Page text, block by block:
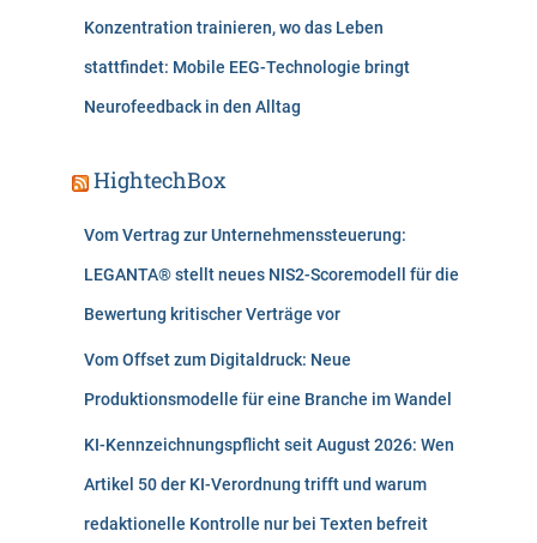
Konzentration trainieren, wo das Leben
stattfindet: Mobile EEG-Technologie bringt
Neurofeedback in den Alltag
HightechBox
Vom Vertrag zur Unternehmenssteuerung:
LEGANTA® stellt neues NIS2-Scoremodell für die
Bewertung kritischer Verträge vor
Vom Offset zum Digitaldruck: Neue
Produktionsmodelle für eine Branche im Wandel
KI-Kennzeichnungspflicht seit August 2026: Wen
Artikel 50 der KI-Verordnung trifft und warum
redaktionelle Kontrolle nur bei Texten befreit